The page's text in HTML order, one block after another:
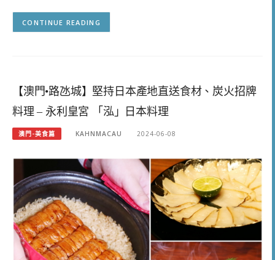
CONTINUE READING
【澳門•路氹城】堅持日本產地直送食材、炭火招牌
料理 – 永利皇宮 「泓」日本料理
澳門-美食篇 KAHNMACAU 2024-06-08